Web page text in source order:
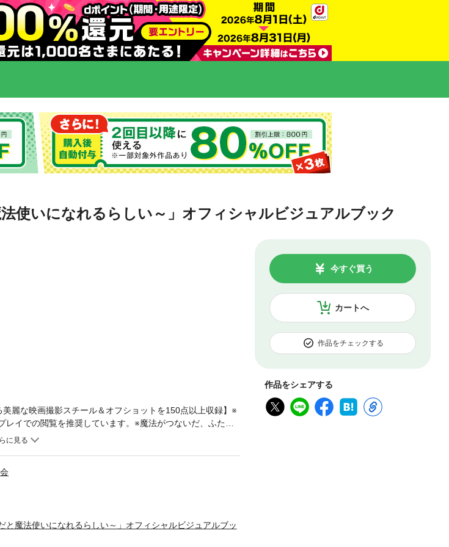
使いになれるらしい～」オフィシャルビジュアルブック
カートへ
今すぐ買う
作品をチェックする
作品をシェアする
麗な映画撮影スチール＆オフショットを150点以上収録】※
イでの閲覧を推奨しています。※魔法がつないだ、ふたり
使いになれるらしい～」安達役・赤楚衛二＆黒沢役・町田
と魔法使いになれるらしい～」オフィシャルビジュアルブッ